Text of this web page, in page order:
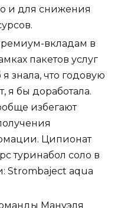
и для снижения
вкладам в
пакетов услуг
знала, что годовую
я бы доработала.
избегают
Ципионат
туринабол соло в
Strombaject aqua
Мануэля